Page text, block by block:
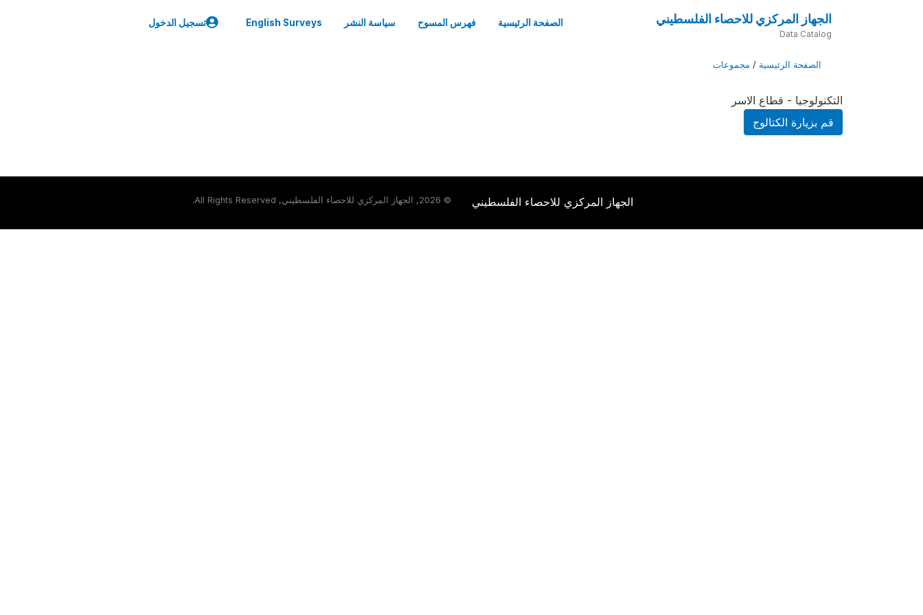
الجهاز المركزي للاحصاء الفلسطيني
Data Catalog
الصفحة الرئيسية فهرس المسوح سياسة النشر English Surveys تسجيل الدخول
الصفحة الرئيسية / مجموعات
التكنولوجيا - قطاع الاسر
قم بزيارة الكتالوج
الجهاز المركزي للاحصاء الفلسطيني © 2026, الجهاز المركزي للاحصاء الفلسطيني, All Rights Reserved.